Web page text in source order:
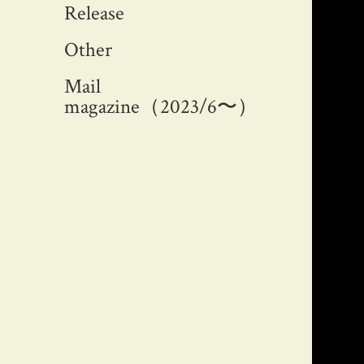
Release
Other
Mail
magazine（2023/6〜）